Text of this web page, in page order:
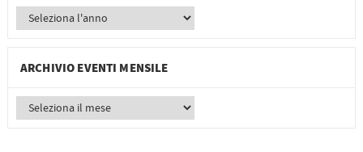
ARCHIVIO EVENTI MENSILE